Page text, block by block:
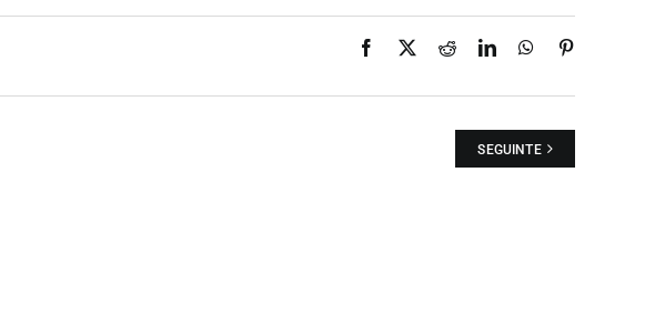
Facebook
X RedditLinkedInWhatsApp
SEGUINTE